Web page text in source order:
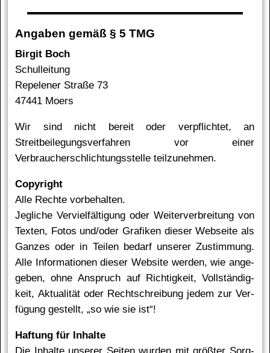
Angaben gemäß § 5 TMG
Birgit Boch
Schulleitung
Repelener Straße 73
47441 Moers
Wir sind nicht bereit oder verpflichtet, an
Streitbeilegungsverfahren vor einer
Verbraucherschlichtungsstelle teilzunehmen.
Co­py­right
Al­le Rech­te vor­be­hal­ten.
Jeg­li­che Ver­viel­fäl­ti­gung oder Wei­ter­ver­brei­tung von
Tex­ten, Fo­tos und/oder Gra­fi­ken die­ser Websei­te als
Gan­zes oder in Tei­len be­darf un­se­rer Zu­stim­mung.
Al­le In­for­ma­tio­nen die­ser Website wer­den, wie an­ge­
ge­ben, oh­ne An­spruch auf Rich­tig­keit, Voll­stän­dig­
keit, Ak­tua­li­tät oder Recht­schrei­bung je­dem zur Ver­
fü­gung ge­stellt, „so wie sie ist“!
Haf­tung für In­hal­te